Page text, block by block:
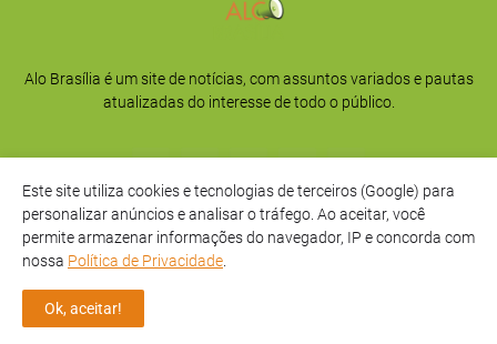
Alo Brasília é um site de notícias, com assuntos variados e pautas
atualizadas do interesse de todo o público.
Início Sobre
Este site utiliza cookies e tecnologias de terceiros (Google) para
personalizar anúncios e analisar o tráfego. Ao aceitar, você
permite armazenar informações do navegador, IP e concorda com
nossa Política de Privacidade
Ok, aceitar!